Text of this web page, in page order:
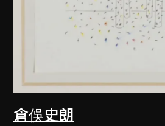
倉俁史朗